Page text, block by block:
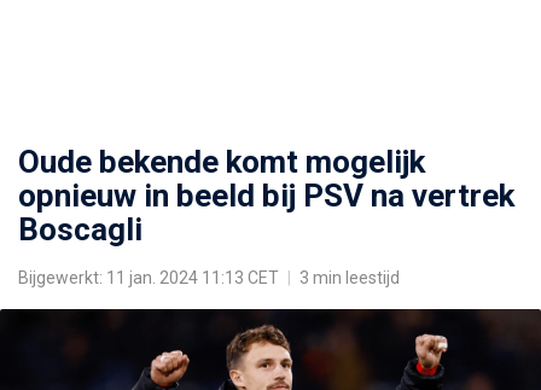
Oude bekende komt mogelijk
opnieuw in beeld bij PSV na vertrek
Boscagli
Bijgewerkt: 11 jan. 2024 11:13 CET 3 min leestijd